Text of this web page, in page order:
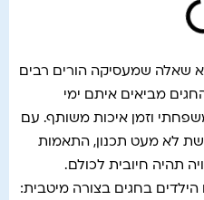
שאלה שמעסיקה הורים רבים
מביאים איתם ימי
וזמן איכות משותף. עם
לא מעט תכנון, התאמות
תהיה חיובית לכולם.
בחגים בצורה מיטבית: